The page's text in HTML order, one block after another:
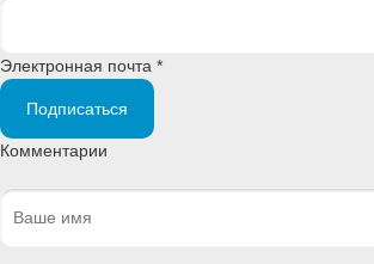
Электронная почта *
Подписаться
Комментарии